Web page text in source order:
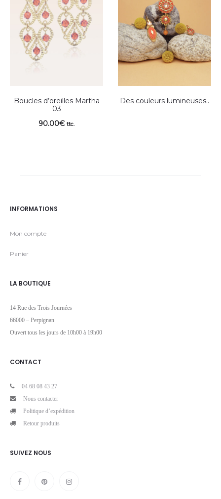
Boucles d’oreilles Martha
03
90.00€ ttc.
Des couleurs lumineuses..
INFORMATIONS
Mon compte
Panier
LA BOUTIQUE
14 Rue des Trois Journées
66000 – Perpignan
Ouvert tous les jours de 10h00 à 19h00
CONTACT
04 68 08 43 27
Nous contacter
Politique d’expédition
Retour produits
SUIVEZ NOUS